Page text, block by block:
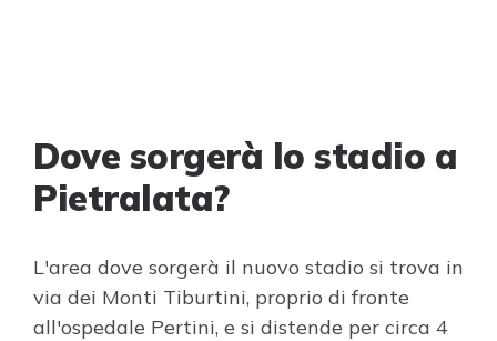
Dove sorgerà lo stadio a
Pietralata?
L'area dove sorgerà il nuovo stadio si trova in
via dei Monti Tiburtini, proprio di fronte
all'ospedale Pertini, e si distende per circa 4